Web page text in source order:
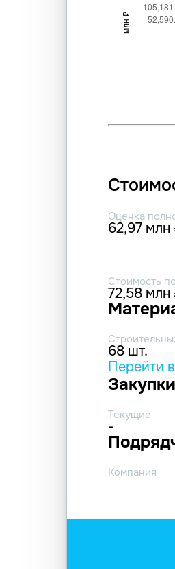
Оценка
62,97 млн
Стоимость
72,58 млн
68 шт.
Перейти
Закупки
Текущие
-
Компания